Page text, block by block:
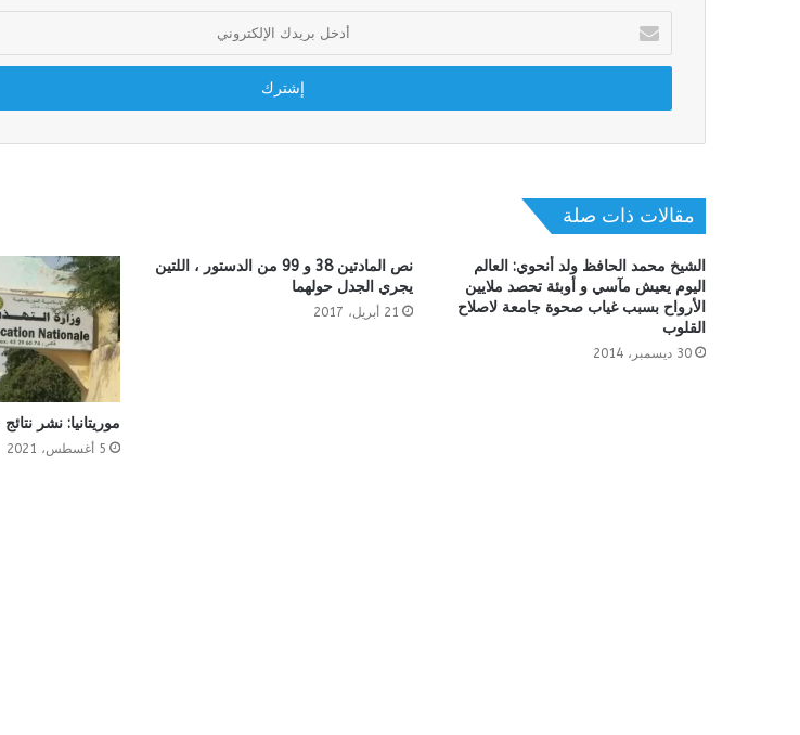
بريدك
الإلكتروني
مقالات ذات صلة
الشيخ محمد الحافظ ولد أنحوي: العالم
اليوم يعيش مآسي و أوبئة تحصد ملايين
الأرواح بسبب غياب صحوة جامعة لاصلاح
القلوب
30 ديسمبر، 2014
نص المادتين 38 و 99 من الدستور ، اللتين
يجري الجدل حولهما
21 أبريل، 2017
موريتانيا: نشر
5 أغسطس، 2021